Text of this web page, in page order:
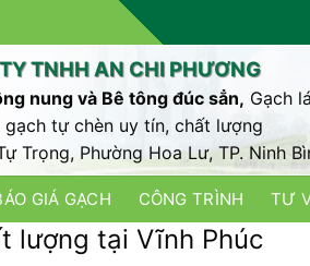
TNHH AN CHI PHƯƠNG
nung và Bê tông đúc sẳn, Gạch
tự chèn uy tín, chất lượng
Trọng, Phường Hoa Lư, TP. Ninh
GIÁ GẠCH CÔNG TRÌNH TƯ
lượng tại Vĩnh Phúc